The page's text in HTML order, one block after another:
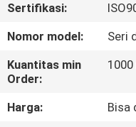
TUR
PABRIK
KONTROL
KUALITAS
Sertifikasi:
Nomor model:
Seri
Kuantitas min
Order:
Harga:
Bisa